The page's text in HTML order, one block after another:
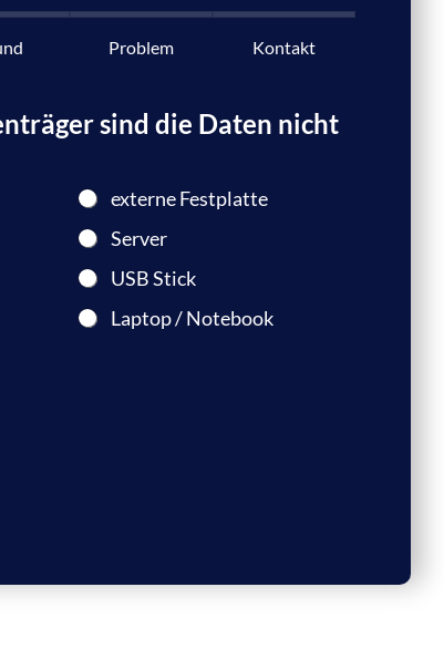
Problem Kontakt
sind die Daten nicht
externe Festplatte
Server
USB Stick
Laptop / Notebook